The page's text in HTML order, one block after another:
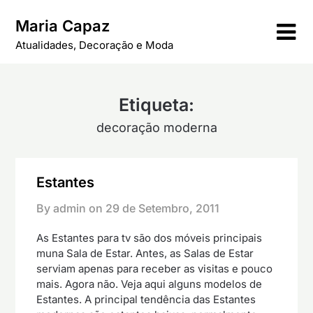
content
Maria Capaz
Atualidades, Decoração e Moda
Etiqueta:
decoração moderna
Estantes
By admin on 29 de Setembro, 2011
As Estantes para tv são dos móveis principais
muna Sala de Estar. Antes, as Salas de Estar
serviam apenas para receber as visitas e pouco
mais. Agora não. Veja aqui alguns modelos de
Estantes. A principal tendência das Estantes